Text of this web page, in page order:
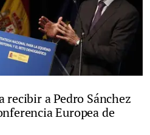
a Pedro Sánchez
Europea de